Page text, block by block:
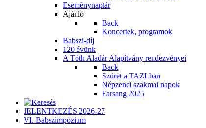
Eseménynaptár
Ajánló
Back
Koncertek, programok
Babszi-díj
120 évünk
A Tóth Aladár Alapítvány rendezvényei
Back
Szüret a TAZI-ban
Népzenei szakmai napok
Farsang 2025
JELENTKEZÉS 2026-27
VI. Babszimpózium